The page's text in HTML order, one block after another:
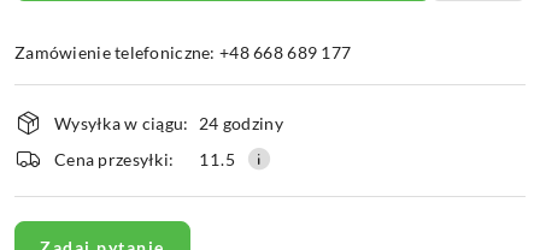
Zamówienie telefoniczne: +48 668 689 177
Dostępność
i
dostawa
Wysyłka w ciągu:
24 godziny
Cena przesyłki:
11.5